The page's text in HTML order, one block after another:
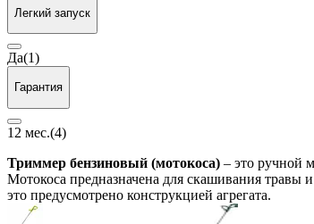
Легкий запуск
Да(1)
Гарантия
12 мес.(4)
Триммер бензиновый (мотокоса) – это ручной
Мотокоса предназначена для скашивания
это предусмотрено конструкцией агрегата.